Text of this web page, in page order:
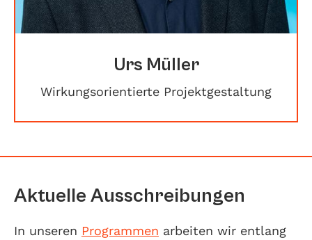
Urs Müller
Wirkungsorientierte Projektgestaltung
Aktuelle Ausschreibungen
In unseren Programmen arbeiten wir entlang